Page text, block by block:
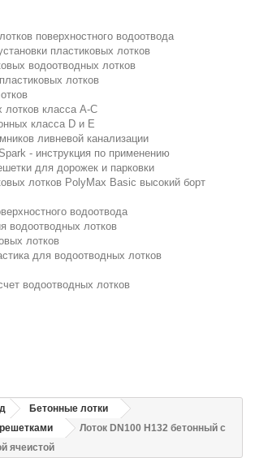
поверхностного водоотвода
пластиковых лотков
водоотводных лотков
лотков
лотков класса A-C
класса D и E
ливневой канализации
- инструкция по применению
для дорожек и парковки
лотков PolyMax Basic высокий борт
водоотвода
водоотводных лотков
лотков
для водоотводных лотков
водоотводных лотков
Бетонные лотки
Лоток DN100 H132 бетонный с
ячеистой